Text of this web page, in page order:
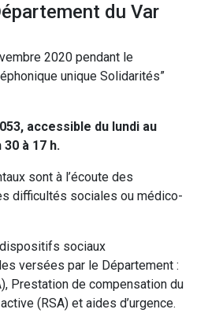
du Var
2020 pendant le
unique Solidarités”
accessible du lundi au
à 17 h.
sont à l’écoute des
difficultés sociales ou médico-
sociaux
versées par le Département :
Prestation de compensation du
(RSA) et aides d’urgence.